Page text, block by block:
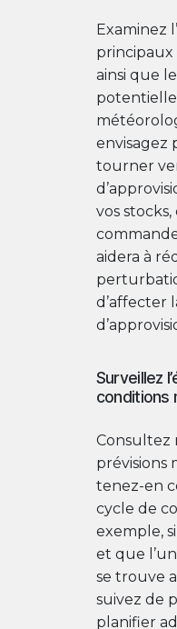
Examinez
principaux
ainsi que
envisagez
tourner
vos
aidera à
d’affecter
Surveillez
conditions
Consultez
prévisions
tenez-en
cycle de
exemple,
et que
se trouve
suivez de
planifier